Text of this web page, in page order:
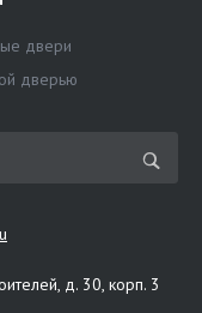
двери
дверью
д. 30, корп. 3